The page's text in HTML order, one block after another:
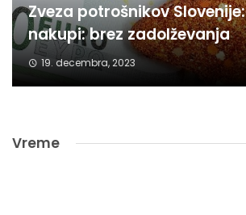
Zveza potrošnikov
nakupi: brez zadolževanja
19. decembra, 2023
Vreme